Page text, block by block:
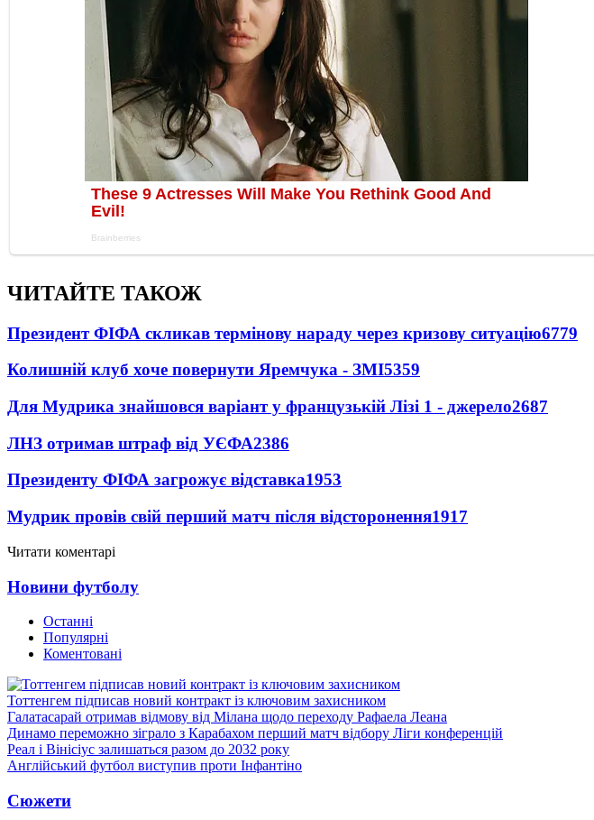
ЧИТАЙТЕ ТАКОЖ
Президент ФІФА скликав термінову нараду через кризову ситуацію6779
Колишній клуб хоче повернути Яремчука - ЗМІ5359
Для Мудрика знайшовся варіант у французькій Лізі 1 - джерело2687
ЛНЗ отримав штраф від УЄФА2386
Президенту ФІФА загрожує відставка1953
Мудрик провів свій перший матч після відсторонення1917
Читати коментарі
Новини футболу
Останні
Популярні
Коментовані
Тоттенгем підписав новий контракт із ключовим захисником
Галатасарай отримав відмову від Мілана щодо переходу Рафаела Леана
Динамо переможно зіграло з Карабахом перший матч відбору Ліги конференцій
Реал і Вінісіус залишаться разом до 2032 року
Англійський футбол виступив проти Інфантіно
Сюжети